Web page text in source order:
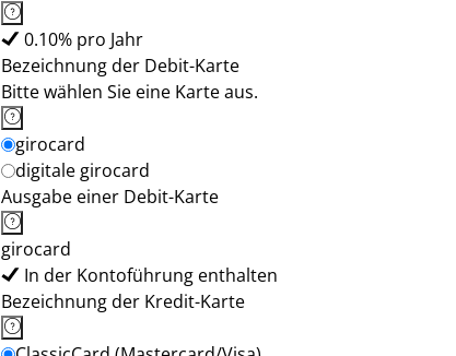
0.10% pro Jahr
Bezeichnung der Debit-Karte
Bitte wählen Sie eine Karte aus.
girocard
digitale girocard
Ausgabe einer Debit-Karte
girocard
In der Kontoführung enthalten
Bezeichnung der Kredit-Karte